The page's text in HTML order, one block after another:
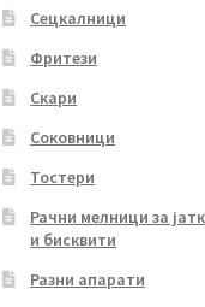
Сецкалници
Фритези
Скари
Соковници
Тостери
Рачни мелници за
и бисквити
Разни апарати